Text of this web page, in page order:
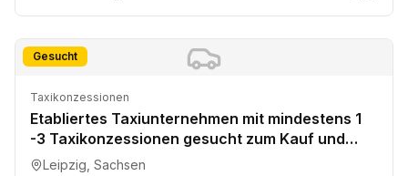
Gesucht
Taxikonzessionen
Etabliertes Taxiunternehmen mit mindestens 1
-3 Taxikonzessionen gesucht zum Kauf und
Mitbeteiligen
Leipzig, Sachsen